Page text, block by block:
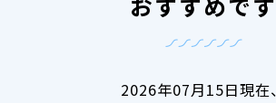
2026年07月15日現在、